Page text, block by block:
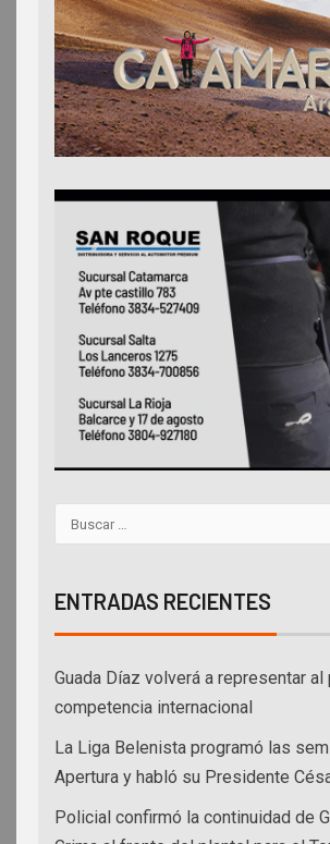
ENTRADAS RECIENTES
Guada Díaz volverá a representar al
competencia internacional
La Liga Belenista programó las
Apertura y habló su Presidente
Policial confirmó la continuidad de